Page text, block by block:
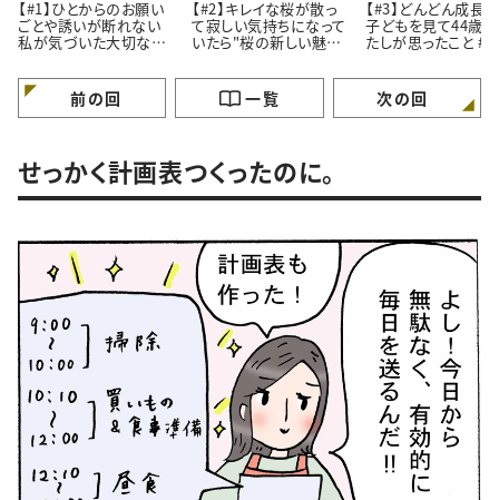
【#1】ひとからのお願い
ごとや誘いが断れない
私が気づいた大切なこ
【#2】キレイな桜が散っ
て寂しい気持ちになって
いたら"桜の新しい魅
#4コマ漫画
【#3】どんどん成長
子どもを見て44歳
たしが思ったこと #4コ
前の回 一覧 次の回
せっかく計画表つくったのに。